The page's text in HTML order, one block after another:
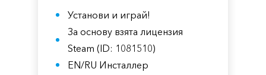
Установи и играй!
За основу взята лицензия
Steam (ID: 1081510)
EN/RU Инсталлер